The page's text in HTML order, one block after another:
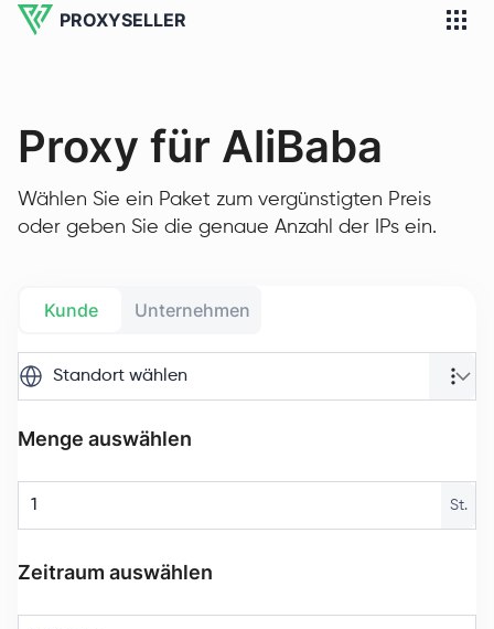
PROXYSELLER
Proxy für AliBaba
Wählen Sie ein Paket zum vergünstigten Preis
oder geben Sie die genaue Anzahl der IPs ein.
Kunde Unternehmen
Standort wählen
Menge auswählen
St.
Zeitraum auswählen